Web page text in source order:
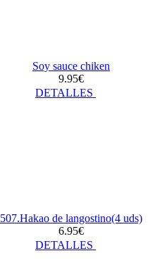
Soy sauce chiken
9.95€
DETALLES
507.Hakao de langostino(4 uds)
6.95€
DETALLES